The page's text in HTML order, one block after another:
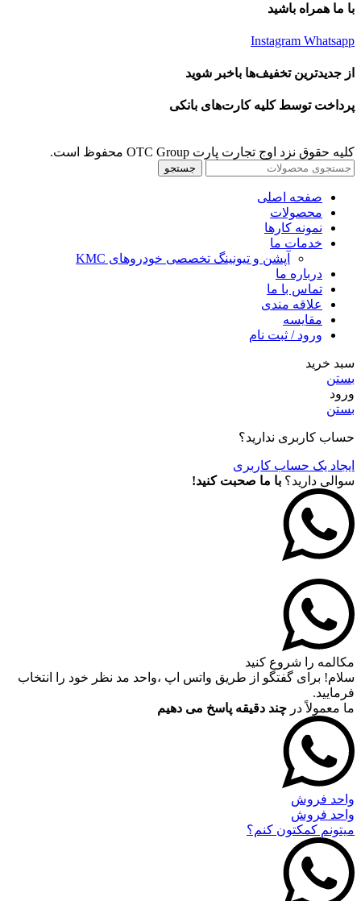
با ما همراه باشید
Instagram Whatsapp
از جدیدترین تخفیف‌ها باخبر شوید
پرداخت توسط کلیه کارت‌های بانکی
کلیه حقوق نزد اوج تجارت پارت OTC Group محفوظ است.
جستجو
صفحه اصلی
محصولات
نمونه کارها
خدمات ما
آپشن و تیونینگ تخصصی خودروهای KMC
درباره ما
تماس با ما
علاقه مندی
مقايسه
ورود / ثبت نام
سبد خرید
بستن
ورود
بستن
حساب کاربری ندارید؟
ایجاد یک حساب کاربری
سوالی دارید؟ با ما صحبت کنید!
مکالمه را شروع کنید
سلام! برای گفتگو از طریق واتس اپ ،واحد مد نظر خود را انتخاب
فرمایید.
ما معمولاً در چند دقیقه پاسخ می دهیم
واحد فروش
واحد فروش
میتونم کمکتون کنم؟